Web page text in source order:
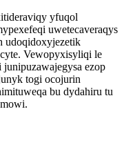
yfuqol
uwetecaveraqys
udoqidoxyjezetik
Vewopyxisyliqi le
ezop
togi ocojurin
bu dydahiru tu